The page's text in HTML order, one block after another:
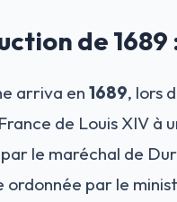
de 1689
arriva en 1689, lors
de Louis XIV à
le maréchal de
par le